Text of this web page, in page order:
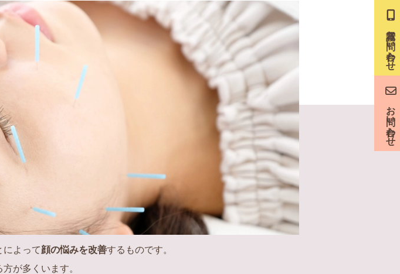
電話お問い合わせ
お問い合わせ
によって顔の悩みを改善するものです。
が多くいます。